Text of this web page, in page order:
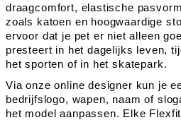
draagcomfort, elastische
zoals katoen en hoogwaardige
ervoor dat je pet er niet alleen
presteert in het dagelijks leven,
het sporten of in het skatepark.
Via onze online designer kun je
bedrijfslogo, wapen, naam of
het model aanpassen. Elke